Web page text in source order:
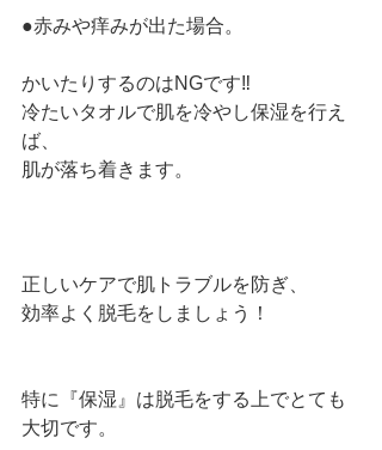
●赤みや痒みが出た場合。
かいたりするのはNGです‼︎
冷たいタオルで肌を冷やし保湿を行え
ば、
肌が落ち着きます。
正しいケアで肌トラブルを防ぎ、
効率よく脱毛をしましょう！
特に『保湿』は脱毛をする上でとても
大切です。